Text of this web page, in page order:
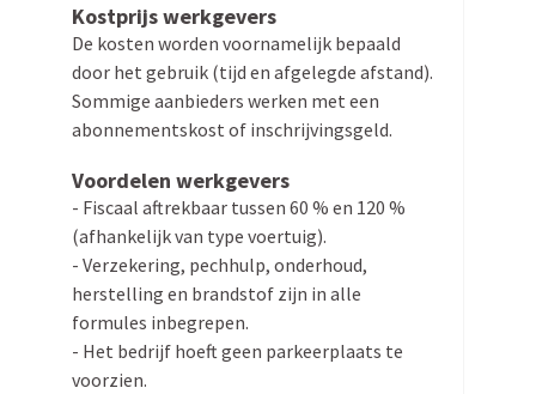
Kostprijs werkgevers
De kosten worden voorna­melijk bepaald
door het gebruik (tijd en afgelegde afstand).
Sommige aanbieders werken met een
abonne­mentskost of inschrijvingsgeld.
Voordelen werkgevers
- Fiscaal aftrekbaar tussen 60 % en 120 %
(afhan­kelijk van type voertuig).
- Verze­kering, pechhulp, onderhoud,
herstelling en brandstof zijn in alle
formules inbegrepen.
- Het bedrijf hoeft geen parkeer­plaats te
voorzien.